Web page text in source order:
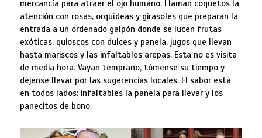
mercancía para atraer el ojo humano. Llaman coquetos la
atención con rosas, orquídeas y girasoles que preparan la
entrada a un ordenado galpón donde se lucen frutas
exóticas, quioscos con dulces y panela, jugos que llevan
hasta mariscos y las infaltables arepas. Esta no es visita
de media hora. Vayan temprano, tómense su tiempo y
déjense llevar por las sugerencias locales. El sabor está
en todos lados: infaltables la panela para llevar y los
panecitos de bono.